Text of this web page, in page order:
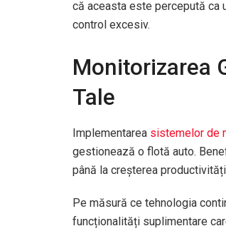
că aceasta este percepută ca
control excesiv.
Monitorizarea
Tale
Implementarea sistemelor de
gestionează o flotă auto.
până la creșterea
Pe măsură ce tehnologia
funcționalități suplimentare